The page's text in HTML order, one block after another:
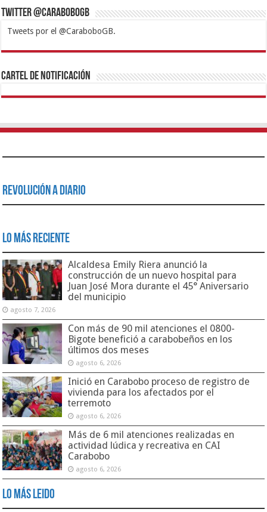
Twitter @CaraboboGB
Tweets por el @CaraboboGB.
1xbetBetturkeyBetistKralbetSupertotobetTipobetMatadorbetMariobet
https://mvbcasino.com/
Cartel de Notificación
Revolución a Diario
Lo Más Reciente
Alcaldesa Emily Riera anunció la
construcción de un nuevo hospital para
Juan José Mora durante el 45° Aniversario
del municipio
agosto 7, 2026
Con más de 90 mil atenciones el 0800-
Bigote benefició a carabobeños en los
últimos dos meses
agosto 6, 2026
Inició en Carabobo proceso de registro de
vivienda para los afectados por el
terremoto
agosto 6, 2026
Más de 6 mil atenciones realizadas en
actividad lúdica y recreativa en CAI
Carabobo
agosto 6, 2026
Lo Más Leido